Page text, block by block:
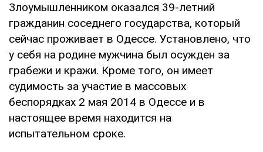
Злоумышленником оказался 39-летний
гражданин соседнего государства, который
сейчас проживает в Одессе. Установлено, что
у себя на родине мужчина был осужден за
грабежи и кражи. Кроме того, он имеет
судимость за участие в массовых
беспорядках 2 мая 2014 в Одессе и в
настоящее время находится на
испытательном сроке.